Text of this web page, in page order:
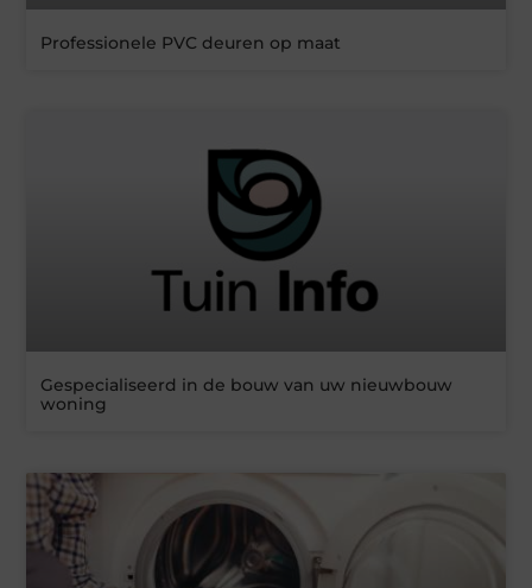
Professionele PVC deuren op maat
Gespecialiseerd in de bouw van uw nieuwbouw
woning